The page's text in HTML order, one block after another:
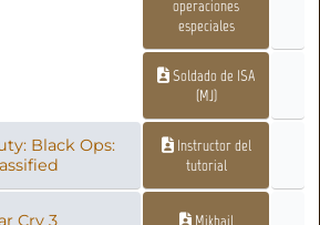
operaciones
especiales
Soldado de ISA
(MJ)
Black Ops:
Instructor del
tutorial
Cry 3 Mikhail